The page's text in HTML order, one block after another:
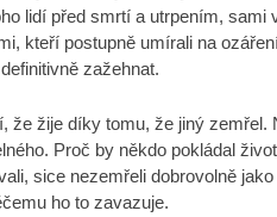
lidí před smrtí a utrpením,
kteří postupně umírali na
zažehnat.
že žije díky tomu, že jiný
Proč by někdo pokládal
sice nezemřeli dobrovolně
ho to zavazuje.